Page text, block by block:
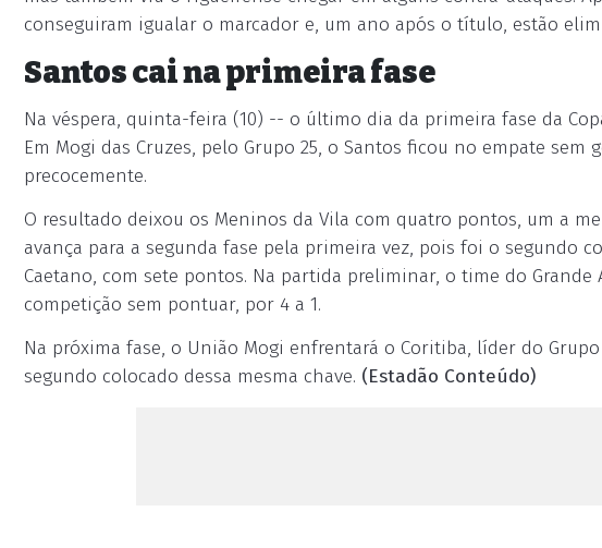
conseguiram igualar o marcador e, um ano após o título, estão
Santos cai na primeira fase
Na véspera, quinta-feira (10) -- o último dia da primeira fase da
Em Mogi das Cruzes, pelo Grupo 25, o Santos ficou no empate
precocemente.
O resultado deixou os Meninos da Vila com quatro pontos, um a
avança para a segunda fase pela primeira vez, pois foi o segundo
Caetano, com sete pontos. Na partida preliminar, o time do Grande
competição sem pontuar, por 4 a 1.
Na próxima fase, o União Mogi enfrentará o Coritiba, líder do
segundo colocado dessa mesma chave. (Estadão Conteúdo)